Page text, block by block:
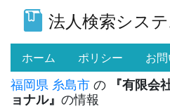
法人検索シス
ホーム (current)
ポリシー お
福岡県 糸島市 の
『有限会
ョナル』 の情報